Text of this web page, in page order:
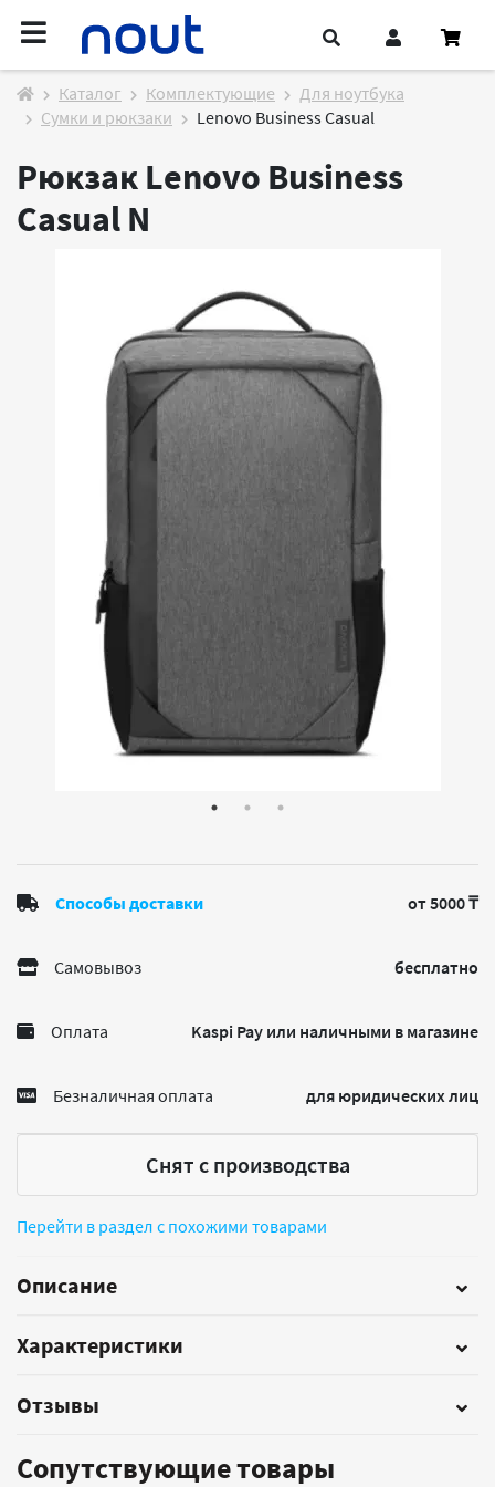
Каталог Комплектующие
Для ноутбука
Сумки и рюкзаки
Lenovo Business Casual
Рюкзак Lenovo Business
Casual N
Способы доставки от 5000 ₸
Самовывоз бесплатно
Оплата Kaspi Pay или наличными в магазине
Безналичная оплата для юридических лиц
Снят с производства
Перейти в раздел с похожими товарами
Описание
Характеристики
Отзывы
Сопутствующие товары